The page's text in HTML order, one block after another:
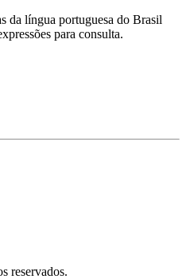
da língua portuguesa do Brasil
para consulta.
reservados.